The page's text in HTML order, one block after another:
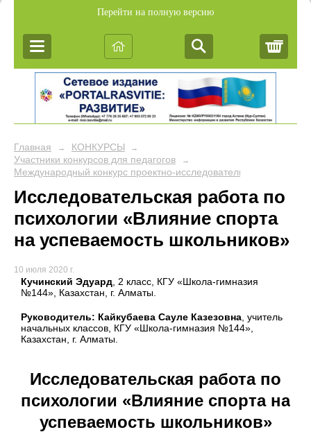
Перейти на полную версию
Главная → КОНКУРСЫ →
Участники конкурсов для педагогов →
Международный конкурс проектно-исследовательских работ
Исследовательская работа по
психологии «Влияние спорта
на успеваемость школьников»
10 июля 2020 г.
Кучинский Эдуард, 2 класс, КГУ «Школа-гимназия
№144», Казахстан, г. Алматы.
Руководитель: Кайкубаева Сауле Казезовна , учитель
начальных классов, КГУ «Школа-гимназия №144»,
Казахстан, г. Алматы.
Исследовательская работа по
психологии «Влияние спорта на
успеваемость школьников»